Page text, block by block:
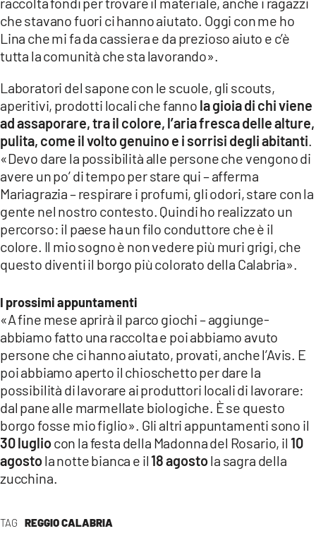
TAG REGGIO CALABRIA
che stavano fuori ci hanno aiutato. Oggi con me ho
Lina che mi fa da cassiera e da prezioso aiuto e c’è
tutta la comunità che sta lavorando».
Laboratori del sapone con le scuole, gli scouts,
aperitivi, prodotti locali che fanno la gioia di chi viene
ad assaporare, tra il colore, l’aria fresca delle alture,
pulita, come il volto genuino e i sorrisi degli abitanti
«Devo dare la possibilità alle persone che vengono di
avere un po’ di tempo per stare qui – afferma
Mariagrazia – respirare i profumi, gli odori, stare con la
gente nel nostro contesto. Quindi ho realizzato un
percorso: il paese ha un filo conduttore che è il
colore. Il mio sogno è non vedere più muri grigi, che
questo diventi il borgo più colorato della Calabria».
I prossimi appuntamenti
«A fine mese aprirà il parco giochi – aggiunge-
abbiamo fatto una raccolta e poi abbiamo avuto
persone che ci hanno aiutato, provati, anche l’Avis. E
poi abbiamo aperto il chioschetto per dare la
possibilità di lavorare ai produttori locali di lavorare:
dal pane alle marmellate biologiche. È se questo
borgo fosse mio figlio». Gli altri appuntamenti sono il
30 lugliocon la festa della Madonna del Rosario, il 10
agostola notte bianca e il 18 agostola sagra della
zucchina.